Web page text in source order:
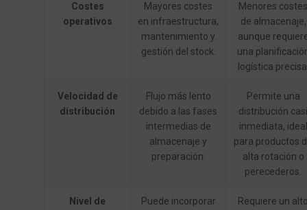
Costes
operativos
Mayores costes
en infraestructura,
mantenimiento y
gestión del stock.
Menores costes
de almacenaje,
aunque
una
logística
Velocidad de
distribución
Flujo más lento
debido a las fases
intermedias de
almacenaje y
preparación.
Permite una
distribución casi
inmediata, ideal
para productos
alta rotación o
perecederos.
Nivel de Puede incorporar Requiere un